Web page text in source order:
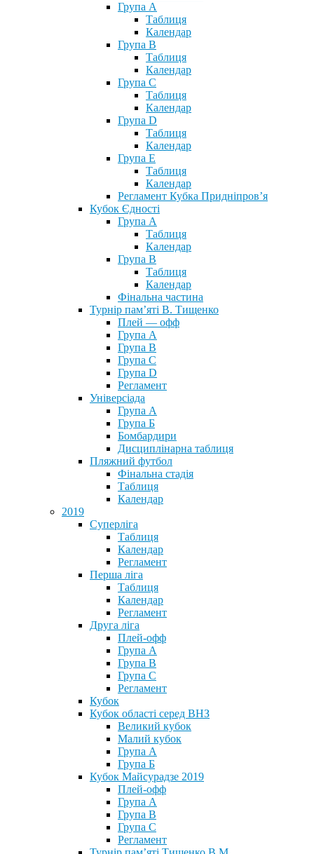
Група А
Таблиця
Календар
Група В
Таблиця
Календар
Група С
Таблиця
Календар
Група D
Таблиця
Календар
Група Е
Таблиця
Календар
Регламент Кубка Придніпров’я
Кубок Єдності
Група А
Таблиця
Календар
Група В
Таблиця
Календар
Фінальна частина
Турнір пам’яті В. Тищенко
Плей — офф
Група А
Група B
Група С
Група D
Регламент
Універсіада
Група А
Група Б
Бомбардири
Дисциплінарна таблиця
Пляжний футбол
Фінальна стадія
Таблиця
Календар
2019
Суперліга
Таблиця
Календар
Регламент
Перша ліга
Таблиця
Календар
Регламент
Друга ліга
Плей-офф
Група А
Група В
Група С
Регламент
Кубок
Кубок області серед ВНЗ
Великий кубок
Малий кубок
Група А
Група Б
Кубок Майсурадзе 2019
Плей-офф
Група А
Група В
Група С
Регламент